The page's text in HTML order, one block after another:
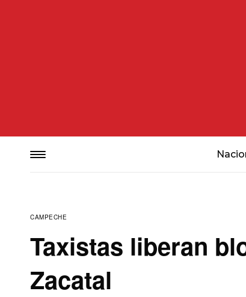
CAMPECHE
Taxistas liberan
Zacatal